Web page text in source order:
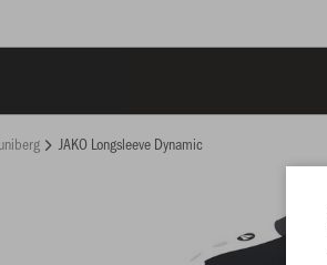
JAKO Longsleeve Dynamic